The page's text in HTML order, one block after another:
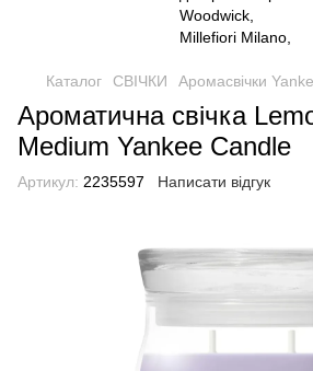
Каталог СВІЧКИ Аромасвічки
Ароматична свічка
Medium Yankee Candle
Артикул: 2235597 Написати відгук